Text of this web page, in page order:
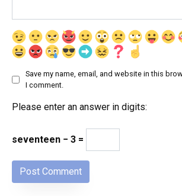
Save my name, email, and website in this
I comment.
Please enter an answer in digits:
seventeen − 3 =